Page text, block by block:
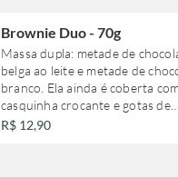
Brownie Duo - 70g
Massa dupla: metade de
belga ao leite e metade de
branco. Ela ainda é coberta
casquinha crocante e gotas de
chocolate.
R$ 12,90